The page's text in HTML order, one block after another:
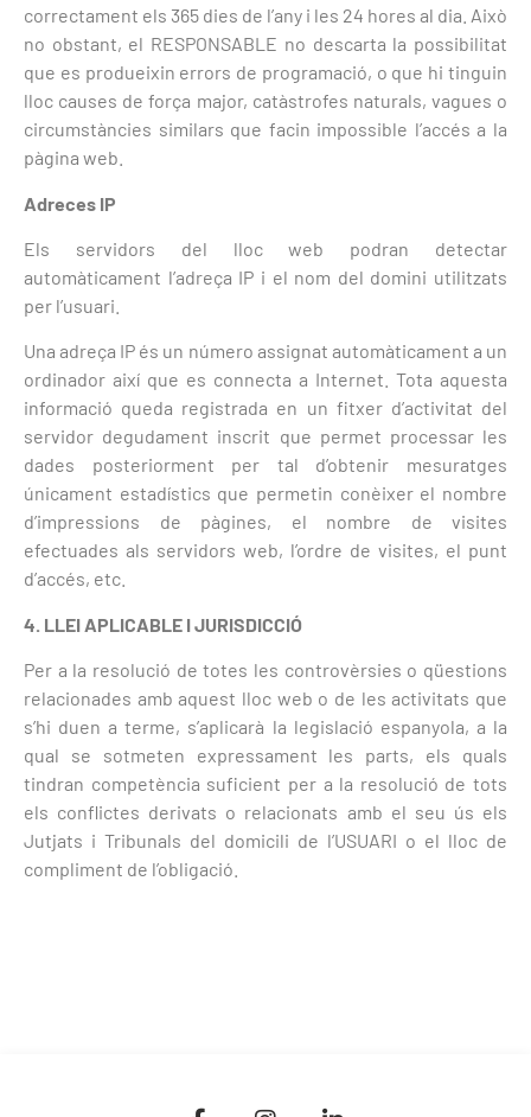
correctament els 365 dies de l’any i les 24 hores al dia. Això
no obstant, el RESPONSABLE no descarta la possibilitat
que es produeixin errors de programació, o que hi tinguin
lloc causes de força major, catàstrofes naturals, vagues o
circumstàncies similars que facin impossible l’accés a la
pàgina web.
Adreces IP
Els servidors del lloc web podran detectar
automàticament l’adreça IP i el nom del domini utilitzats
per l’usuari.
Una adreça IP és un número assignat automàticament a un
ordinador així que es connecta a Internet. Tota aquesta
informació queda registrada en un fitxer d’activitat del
servidor degudament inscrit que permet processar les
dades posteriorment per tal d’obtenir mesuratges
únicament estadístics que permetin conèixer el nombre
d’impressions de pàgines, el nombre de visites
efectuades als servidors web, l’ordre de visites, el punt
d’accés, etc.
4. LLEI APLICABLE I JURISDICCIÓ
Per a la resolució de totes les controvèrsies o qüestions
relacionades amb aquest lloc web o de les activitats que
s’hi duen a terme, s’aplicarà la legislació espanyola, a la
qual se sotmeten expressament les parts, els quals
tindran competència suficient per a la resolució de tots
els conflictes derivats o relacionats amb el seu ús els
Jutjats i Tribunals del domicili de l’USUARI o el lloc de
compliment de l’obligació.